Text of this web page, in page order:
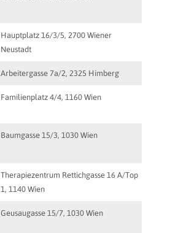
Hauptplatz 16/3/5, 2700 Wiener
Neustadt
Arbeitergasse 7a/2, 2325 Himberg
Familienplatz 4/4, 1160 Wien
Baumgasse 15/3, 1030 Wien
Therapiezentrum Rettichgasse 16 A/Top
1, 1140 Wien
Geusaugasse 15/7, 1030 Wien